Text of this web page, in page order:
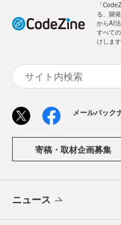
「
る、開
からAI
すべて
けします
メールバック
寄稿・取材企画募集
ニュース